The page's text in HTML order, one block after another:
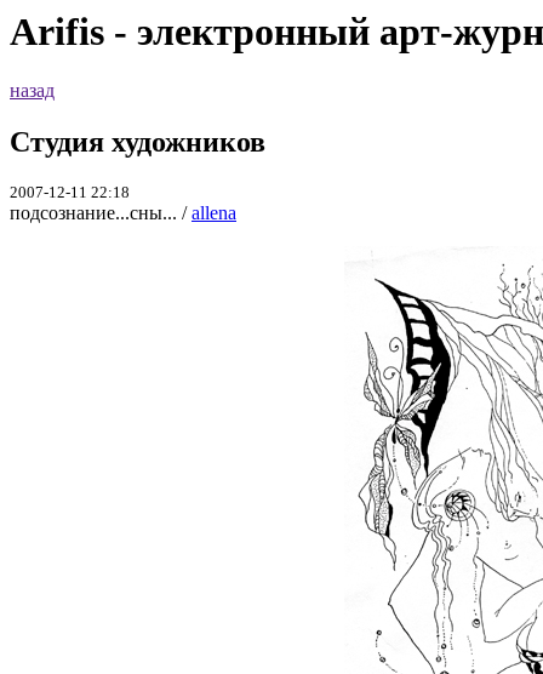
Arifis - электронный арт-
назад
Студия художников
2007-12-11 22:18
подсознание...сны... /allena